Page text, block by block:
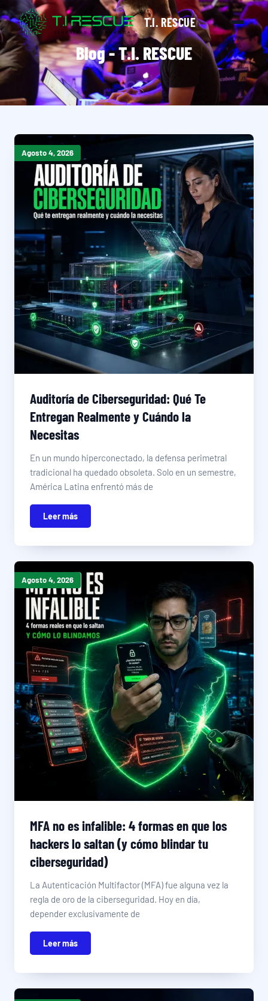
T.I. RESCUE
Blog - T.I. RESCUE
Agosto 4, 2026
Auditoría de Ciberseguridad: Qué Te
Entregan Realmente y Cuándo la
Necesitas
En un mundo hiperconectado, la defensa perimetral
tradicional ha quedado obsoleta. Solo en un semestre,
América Latina enfrentó más de
Leer más
Agosto 4, 2026
MFA no es infalible: 4 formas en que los
hackers lo saltan (y cómo blindar tu
ciberseguridad)
La Autenticación Multifactor (MFA) fue alguna vez la
regla de oro de la ciberseguridad. Hoy en día,
depender exclusivamente de
Leer más